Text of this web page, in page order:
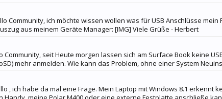
Community, ich möchte wissen wollen was für USB Anschlüsse mein
aus meinem Geräte Manager: [IMG] Viele Grüße - Herbert
Community, seit Heute morgen lassen sich am Surface Book keine
mehr anmelden. Wie kann das Problem, ohne einer System
, ich habe da mal eine Frage. Mein Laptop mit Windows 8.1 erkennt